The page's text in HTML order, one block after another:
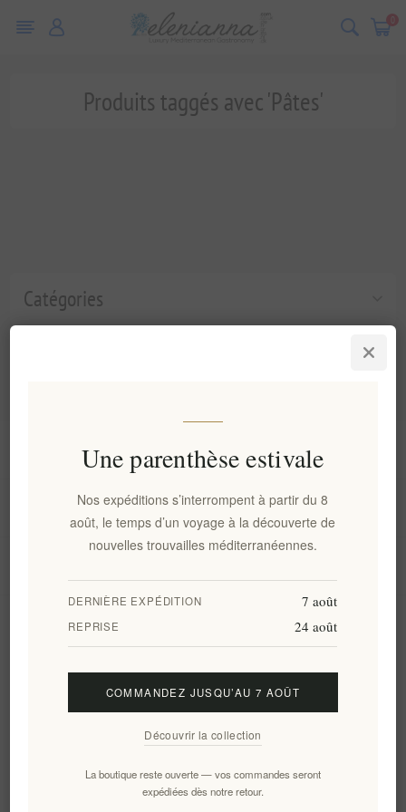
0
Catégories
Produits taggés avec 'Pâtes'
Information
Mon compte
S'abonner Se désinscrire
Une parenthèse estivale
Nos expéditions s’interrompent à partir du 8
août, le temps d’un voyage à la découverte de
nouvelles trouvailles méditerranéennes.
DERNIÈRE EXPÉDITION 7 août
REPRISE 24 août
COMMANDEZ JUSQU’AU 7 AOÛT
Découvrir la collection
La boutique reste ouverte — vos commandes seront
expédiées dès notre retour.